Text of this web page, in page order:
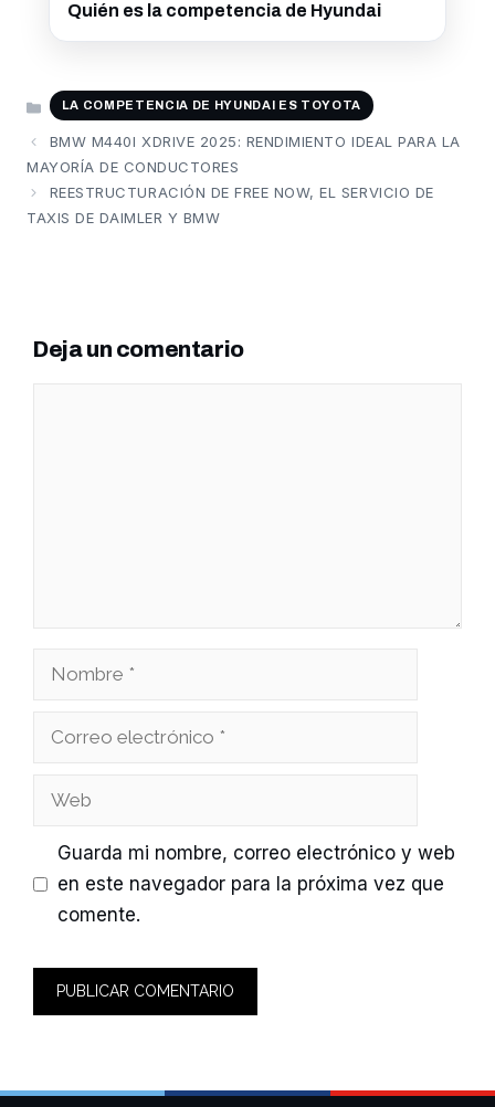
Quién es la competencia de Hyundai
CATEGORÍAS
LA COMPETENCIA DE HYUNDAI ES TOYOTA
BMW M440I XDRIVE 2025: RENDIMIENTO IDEAL PARA LA
MAYORÍA DE CONDUCTORES
REESTRUCTURACIÓN DE FREE NOW, EL SERVICIO DE
TAXIS DE DAIMLER Y BMW
Deja un comentario
Nombre
Correo
Web
Guarda mi nombre, correo electrónico y web
en este navegador para la próxima vez que
comente.